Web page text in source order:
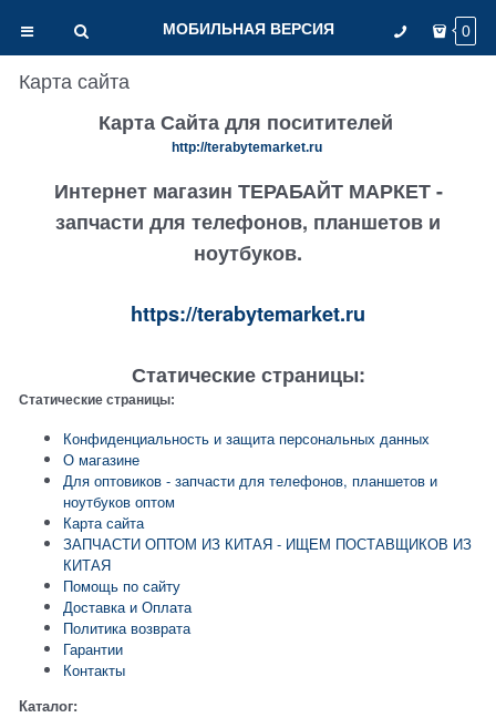
МОБИЛЬНАЯ ВЕРСИЯ 0
Карта сайта
Карта Сайта для поситителей
http://terabytemarket.ru
Интернет магазин ТЕРАБАЙТ МАРКЕТ -
запчасти для телефонов, планшетов и
ноутбуков.
https://terabytemarket.ru
Статические страницы:
Статические страницы:
Конфиденциальность и защита персональных данных
О магазине
Для оптовиков - запчасти для телефонов, планшетов и
ноутбуков оптом
Карта сайта
ЗАПЧАСТИ ОПТОМ ИЗ КИТАЯ - ИЩЕМ ПОСТАВЩИКОВ ИЗ
КИТАЯ
Помощь по сайту
Доставка и Оплата
Политика возврата
Гарантии
Контакты
Каталог: